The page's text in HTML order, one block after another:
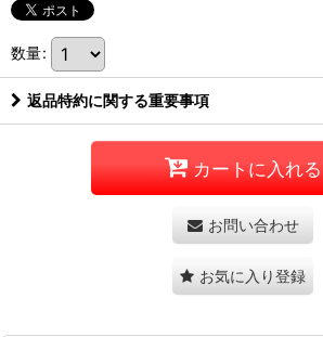
数量:
返品特約に関する重要事項
カートに入れる
お問い合わせ
お気に入り登録